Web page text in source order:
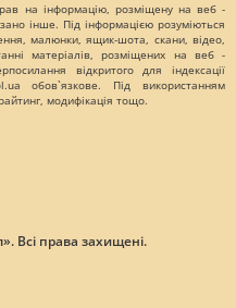
на інформацію, розміщену на веб -
інше. Під інформацією розуміються
малюнки, ящик-шота, скани, відео,
матеріалів, розміщених на веб -
відкритого для індексації
обов`язкове. Під використанням
модифікація тощо.
Всі права захищені.